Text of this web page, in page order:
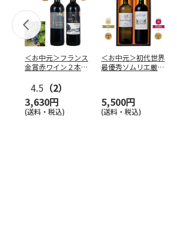
＜お中元＞フランス
金賞赤ワイン２本セ
4.5 （2）
3,630円
(送料・税込)
＜お中元＞初代世界
最優秀ソムリエ厳選
5,500円
(送料・税込)